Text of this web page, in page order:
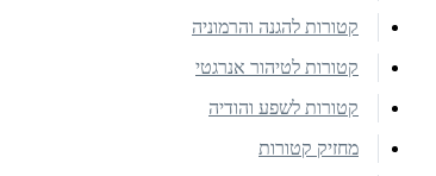
קטורות להגנה והרמוניה
קטורות לטיהור אנרגטי
קטורות לשפע והודיה
מחזיק קטורות